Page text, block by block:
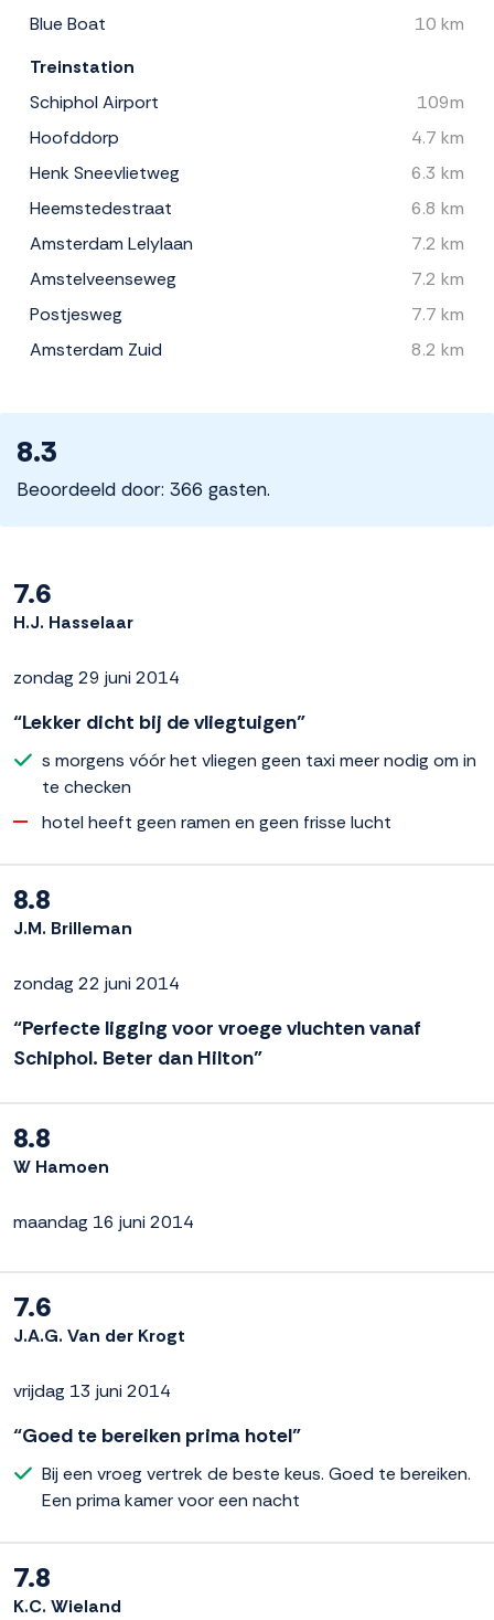
Blue Boat
10 km
Treinstation
Schiphol Airport
109m
Hoofddorp
4.7 km
Henk Sneevlietweg
6.3 km
Heemstedestraat
6.8 km
Amsterdam Lelylaan
7.2 km
Amstelveenseweg
7.2 km
Postjesweg
7.7 km
Amsterdam Zuid
8.2 km
8.3
Beoordeeld door: 366 gasten.
7.6
H.J. Hasselaar
zondag 29 juni 2014
“Lekker dicht bij de vliegtuigen”
s morgens vóór het vliegen geen taxi meer nodig om in
te checken
hotel heeft geen ramen en geen frisse lucht
8.8
J.M. Brilleman
zondag 22 juni 2014
“Perfecte ligging voor vroege vluchten vanaf
Schiphol. Beter dan Hilton”
8.8
W Hamoen
maandag 16 juni 2014
7.6
J.A.G. Van der Krogt
vrijdag 13 juni 2014
“Goed te bereiken prima hotel”
Bij een vroeg vertrek de beste keus. Goed te bereiken.
Een prima kamer voor een nacht
7.8
K.C. Wieland